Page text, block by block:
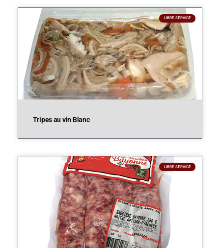
LIBRE SERVICE
Tripes au vin Blanc
LIBRE SERVICE